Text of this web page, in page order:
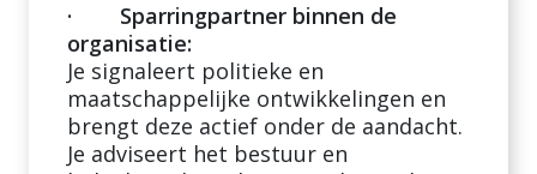
· Sparringpartner binnen de
organisatie:
Je signaleert politieke en
maatschappelijke ontwikkelingen en
brengt deze actief onder de aandacht.
Je adviseert het bestuur en